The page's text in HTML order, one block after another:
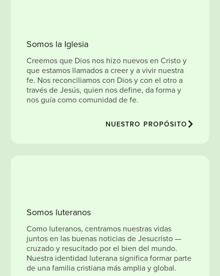
Somos la Iglesia
Creemos que Dios nos hizo nuevos en Cristo y
que estamos llamados a creer y a vivir nuestra
fe. Nos reconciliamos con Dios y con el otro a
través de Jesús, quien nos define, da forma y
nos guía como comunidad de fe.
NUESTRO PROPÓSITO
Somos luteranos
Como luteranos, centramos nuestras vidas
juntos en las buenas noticias de Jesucristo —
cruzado y resucitado por el bien del mundo.
Nuestra identidad luterana significa formar parte
de una familia cristiana más amplia y global.